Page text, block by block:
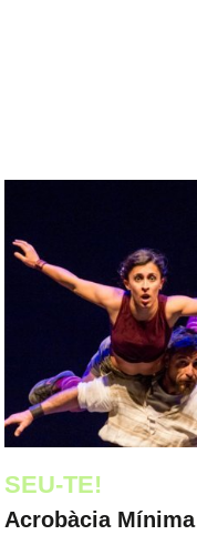
SEU-TE!
Acrobàcia Mínima